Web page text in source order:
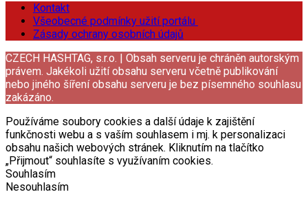
Kontakt
Všeobecné podmínky užití portálu
Zásady ochrany osobních údajů
CZECH HASHTAG, s.r.o. | Obsah serveru je chráněn autorským
právem. Jakékoli užití obsahu serveru včetně publikování
nebo jiného šíření obsahu serveru je bez písemného souhlasu
zakázáno.
Používáme soubory cookies a další údaje k zajištění
funkčnosti webu a s vaším souhlasem i mj. k personalizaci
obsahu našich webových stránek. Kliknutím na tlačítko
„Přijmout“ souhlasíte s využívaním cookies.
Souhlasím
Nesouhlasím